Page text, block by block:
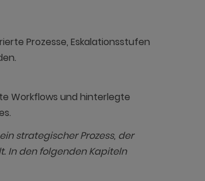
Prozesse, Eskalationsstufen
Workflows und hinterlegte
strategischer Prozess, der
In den folgenden Kapiteln